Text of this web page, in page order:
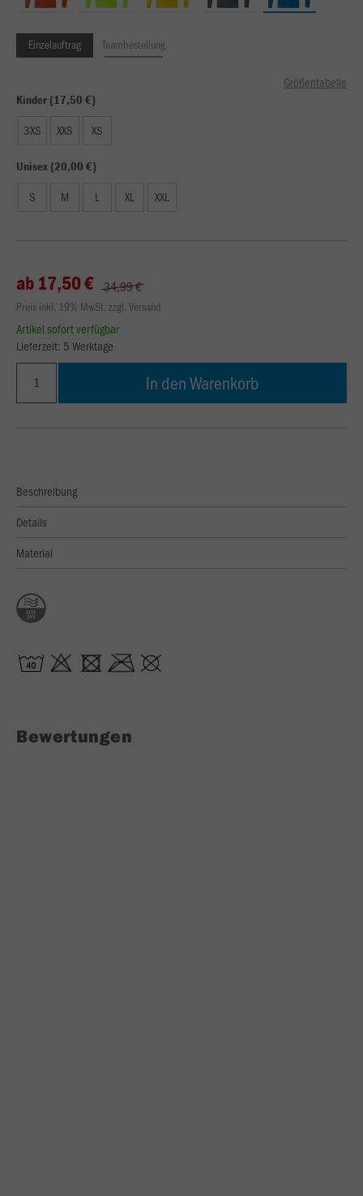
Einzelauftrag Teambestellung
Größentabelle
Kinder (17,50 €)
3XS XXS XS
Unisex (20,00 €)
S M L XL XXL
ab 17,50 € 34,99 €
Preis inkl. 19% MwSt. zzgl. Versand
Artikel sofort verfügbar
Lieferzeit: 5 Werktage
In den Warenkorb
Beschreibung
Details
Material
Bewertungen